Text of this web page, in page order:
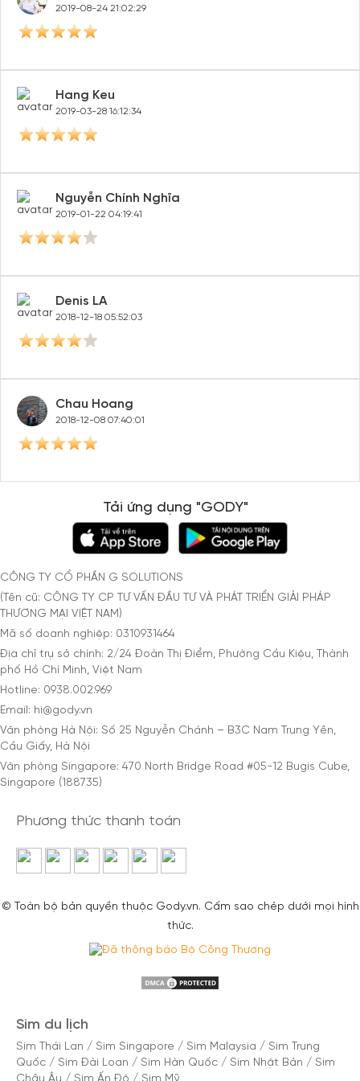
2019-08-24 21:02:29
Hang Keu
2019-03-28 16:12:34
Nguyễn Chính Nghĩa
2019-01-22 04:19:41
Denis LA
2018-12-18 05:52:03
Chau Hoang
2018-12-08 07:40:01
Tải ứng dụng "GODY"
CÔNG TY CỔ PHẦN G SOLUTIONS
(Tên cũ: CÔNG TY CP TƯ VẤN ĐẦU TƯ VÀ PHÁT TRIỂN GIẢI PHÁP
THƯƠNG MẠI VIỆT NAM)
Mã số doanh nghiệp: 0310931464
Địa chỉ trụ sở chính: 2/24 Đoàn Thị Điểm, Phường Cầu Kiệu, Thành
phố Hồ Chí Minh, Việt Nam
Hotline: 0938.002.969
Email: hi@gody.vn
Văn phòng Hà Nội: Số 25 Nguyễn Chánh – B3C Nam Trung Yên,
Cầu Giấy, Hà Nội
Văn phòng Singapore: 470 North Bridge Road #05-12 Bugis Cube,
Singapore (188735)
Phương thức thanh toán
© Toàn bộ bản quyền thuộc Gody.vn. Cấm sao chép dưới mọi hình
thức.
Sim du lịch
Sim Thái Lan / Sim Singapore / Sim Malaysia / Sim Trung
Quốc / Sim Đài Loan / Sim Hàn Quốc / Sim Nhật Bản / Sim